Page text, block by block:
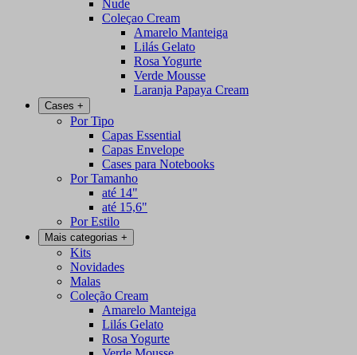
Nude
Coleçao Cream
Amarelo Manteiga
Lilás Gelato
Rosa Yogurte
Verde Mousse
Laranja Papaya Cream
Cases +
Por Tipo
Capas Essential
Capas Envelope
Cases para Notebooks
Por Tamanho
até 14"
até 15,6"
Por Estilo
Mais categorias +
Kits
Novidades
Malas
Coleção Cream
Amarelo Manteiga
Lilás Gelato
Rosa Yogurte